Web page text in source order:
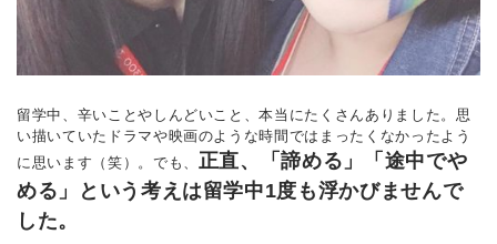
留学中、辛いことやしんどいこと、本当にたくさんありました。思
い描いていたドラマや映画のような時間ではまったくなかったよう
に思います（笑）。でも、 正直、「諦める」「途中でや
める」という考えは留学中1度も浮かびませんで
した。